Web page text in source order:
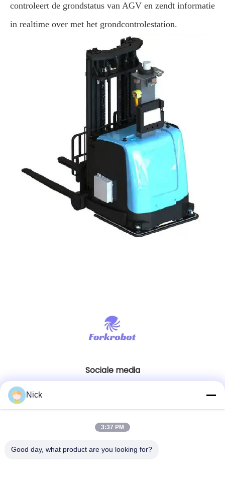
controleert de grondstatus van AGV en zendt informatie
in realtime over met het grondcontrolestation.
Sociale media
00-86-15021631102
Nick
3:37 PM
Good day, what product are you looking for?